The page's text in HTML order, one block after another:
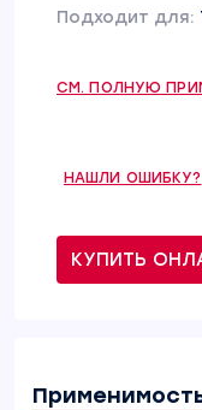
Подходит для:
СМ. ПОЛНУЮ
НАШЛИ ОШИБКУ?
КУПИТЬ